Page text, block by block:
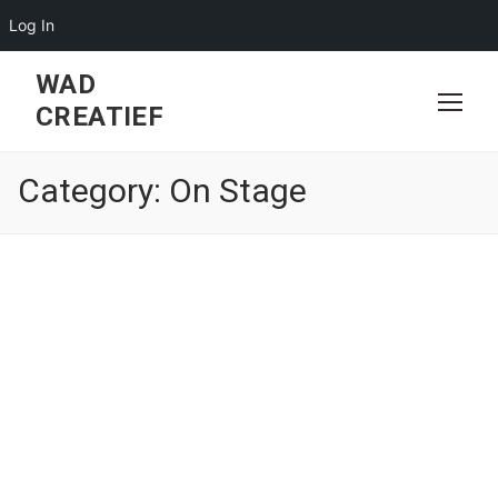
Log In
content
WAD
CREATIEF
Category: On Stage